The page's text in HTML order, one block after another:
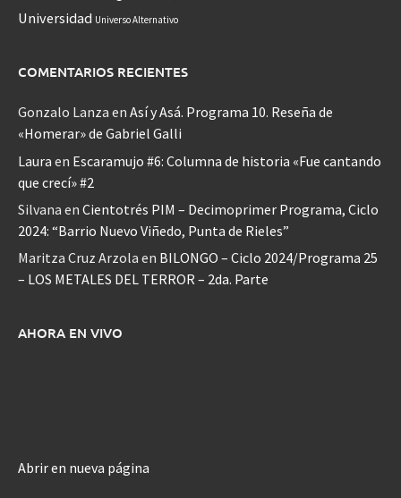
Universidad Universo Alternativo
COMENTARIOS RECIENTES
Gonzalo Lanza en Así y Asá. Programa 10. Reseña de
«Homerar» de Gabriel Galli
Laura en Escaramujo #6: Columna de historia «Fue cantando
que crecí» #2
Silvana en Cientotrés PIM – Decimoprimer Programa, Ciclo
2024: “Barrio Nuevo Viñedo, Punta de Rieles”
Maritza Cruz Arzola en BILONGO – Ciclo 2024/Programa 25
– LOS METALES DEL TERROR – 2da. Parte
AHORA EN VIVO
Abrir en nueva página